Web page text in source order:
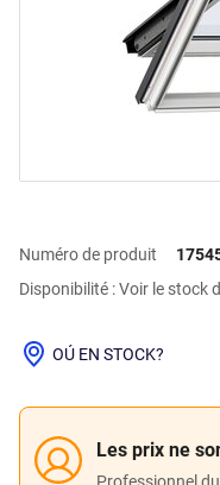
Numéro de produit
Disponibilité : Voir le stock
Les prix ne
Professionnel
OÚ EN STOCK?